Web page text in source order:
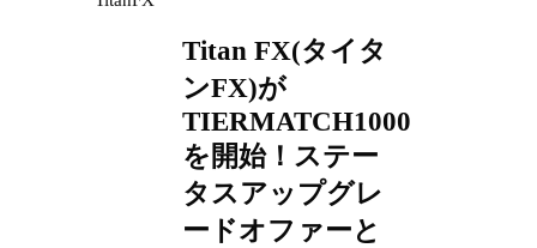
Titan FX(タイタ
ンFX)が
TIERMATCH1000
を開始！ステー
タスアップグレ
ードオファーと